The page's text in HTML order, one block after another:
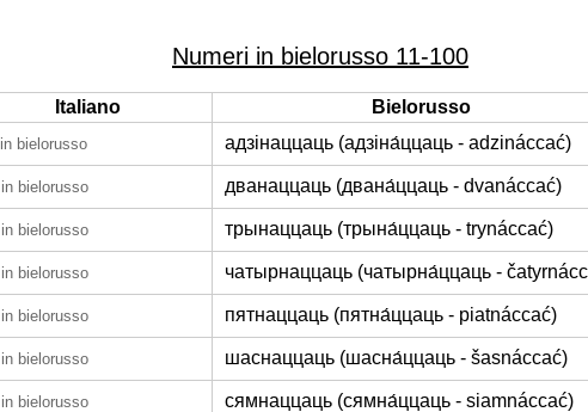
Numeri in bielorusso 11-100
Italiano
Bielorusso
in bielorusso адзінаццаць (адзіна́ццаць - adzináccać)
in bielorusso дванаццаць (двана́ццаць - dvanáccać)
in bielorusso трынаццаць (трына́ццаць - trynáccać)
in bielorusso чатырнаццаць (чатырна́ццаць -
in bielorusso пятнаццаць (пятна́ццаць - piatnáccać)
in bielorusso шаснаццаць (шасна́ццаць - šasnáccać)
in bielorusso сямнаццаць (сямна́ццаць - siamnáccać)